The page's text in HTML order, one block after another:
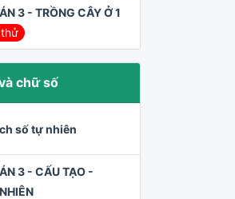
3 - TRỒNG CÂY Ở 1
chữ số
số tự nhiên
3 - CẤU TẠO -